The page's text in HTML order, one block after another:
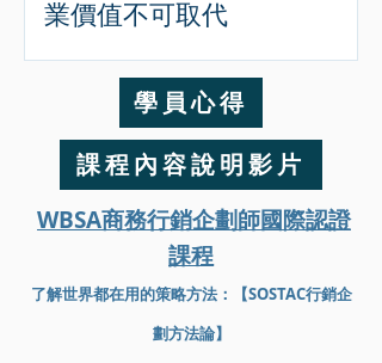
業價值不可取代
學員心得
課程內容說明影片
WBSA商務行銷企劃師國際認證
課程
了解世界都在用的策略方法：【SOSTAC行銷企
劃方法論】